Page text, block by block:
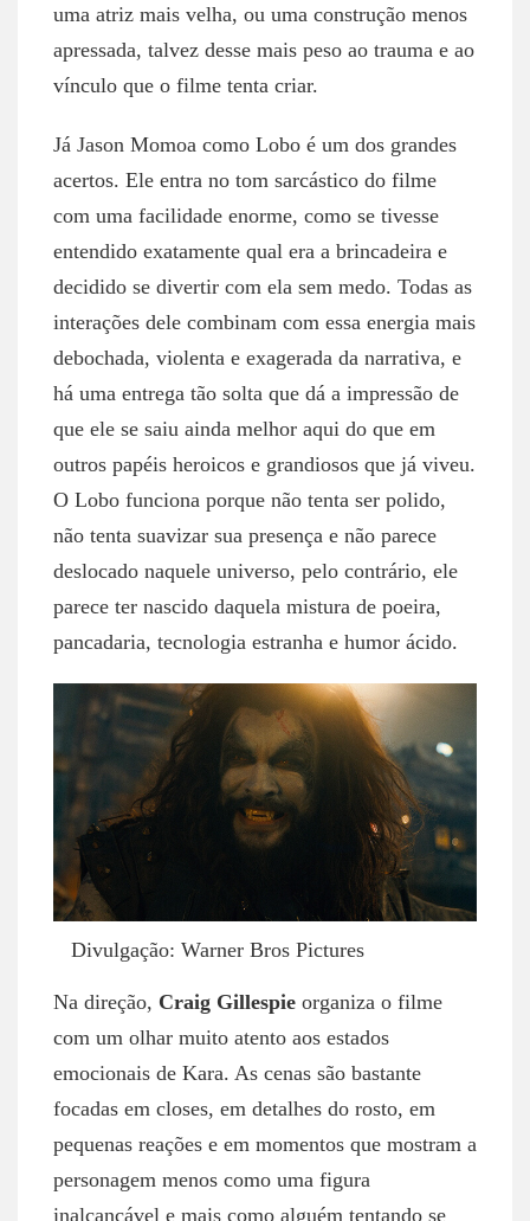
uma atriz mais velha, ou uma construção menos
apressada, talvez desse mais peso ao trauma e ao
vínculo que o filme tenta criar.
Já Jason Momoa como Lobo é um dos grandes
acertos. Ele entra no tom sarcástico do filme
com uma facilidade enorme, como se tivesse
entendido exatamente qual era a brincadeira e
decidido se divertir com ela sem medo. Todas as
interações dele combinam com essa energia mais
debochada, violenta e exagerada da narrativa, e
há uma entrega tão solta que dá a impressão de
que ele se saiu ainda melhor aqui do que em
outros papéis heroicos e grandiosos que já viveu.
O Lobo funciona porque não tenta ser polido,
não tenta suavizar sua presença e não parece
deslocado naquele universo, pelo contrário, ele
parece ter nascido daquela mistura de poeira,
pancadaria, tecnologia estranha e humor ácido.
Divulgação: Warner Bros Pictures
Na direção, Craig Gillespie organiza o filme
com um olhar muito atento aos estados
emocionais de Kara. As cenas são bastante
focadas em closes, em detalhes do rosto, em
pequenas reações e em momentos que mostram a
personagem menos como uma figura
inalcançável e mais como alguém tentando se